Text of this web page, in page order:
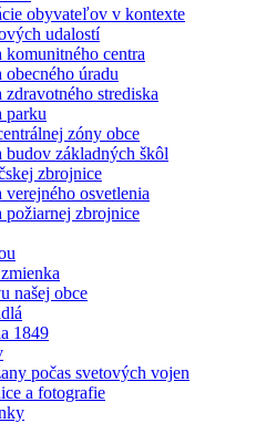
obyvateľov v kontexte
udalostí
komunitného centra
úradu
strediska
parku
zóny obce
budov základných škôl
zbrojnice
osvetlenia
požiarnej zbrojnice
našej obce
1849
počas svetových vojen
a fotografie